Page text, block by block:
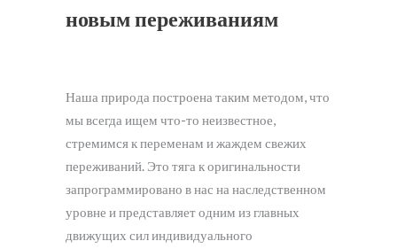
новым переживаниям
Наша природа построена таким методом, что
мы всегда ищем что-то неизвестное,
стремимся к переменам и жаждем свежих
переживаний. Это тяга к оригинальности
запрограммировано в нас на наследственном
уровне и представляет одним из главных
движущих сил индивидуального